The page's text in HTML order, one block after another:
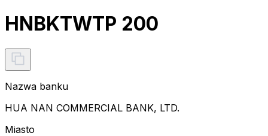
HNBKTWTP 200
Nazwa banku
HUA NAN COMMERCIAL BANK, LTD.
Miasto